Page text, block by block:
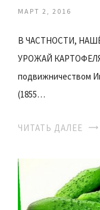
МАРТ 2, 2016
В ЧАСТНОСТИ,
УРОЖАЙ КАРТОФЕЛЯ
подвижничеством
(1855…
ЧИТАТЬ ДАЛЕЕ